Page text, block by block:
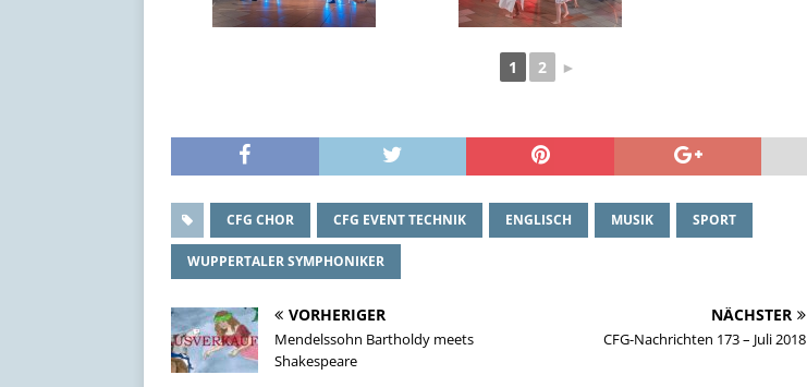
1 2 ►
CFG CHOR CFG EVENT TECHNIK ENGLISCH MUSIK SPORT
WUPPERTALER SYMPHONIKER
VORHERIGER
Mendelssohn Bartholdy meets
Shakespeare
NÄCHSTER
CFG-Nachrichten 173 – Juli 2018